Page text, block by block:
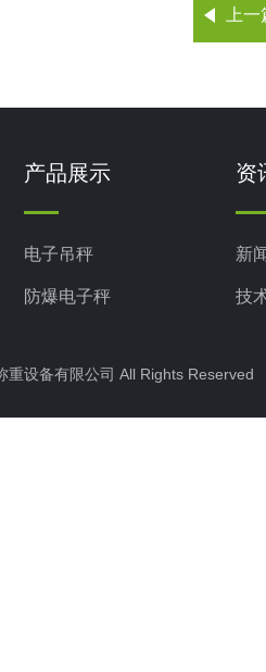
上
产品展示
电子吊秤
防爆电子秤
电子汽车衡
电子天平
资
新
技
重设备有限公司 All Rights